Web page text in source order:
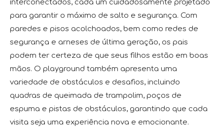
interconectados, cada um cuidadosamente projetado
para garantir o máximo de salto e segurança. Com
paredes e pisos acolchoados, bem como redes de
segurança e arneses de última geração, os pais
podem ter certeza de que seus filhos estão em boas
mãos. O playground também apresenta uma
variedade de obstáculos e desafios, incluindo
quadras de queimada de trampolim, poços de
espuma e pistas de obstáculos, garantindo que cada
visita seja uma experiência nova e emocionante.